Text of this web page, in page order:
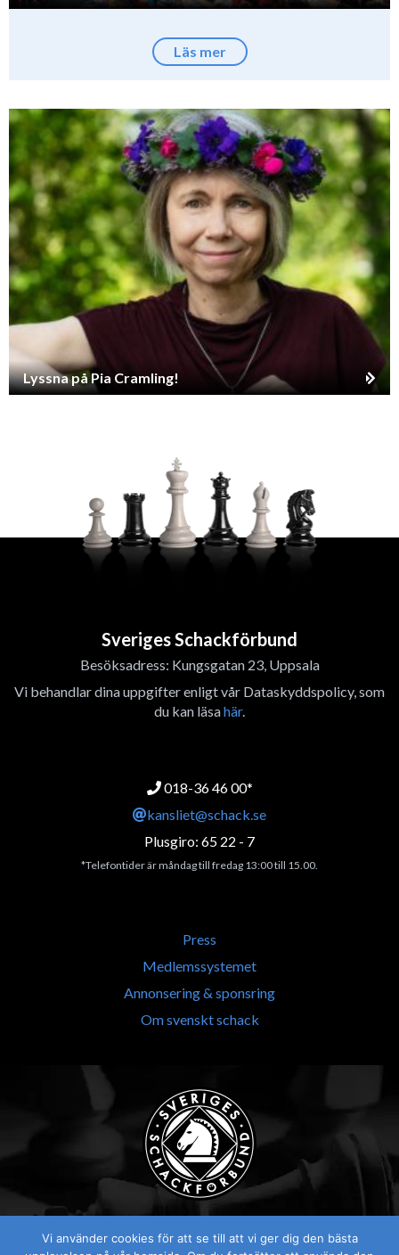
Läs mer
Lyssna på Pia Cramling!
Sveriges Schackförbund
Besöksadress: Kungsgatan 23, Uppsala
Vi behandlar dina uppgifter enligt vår Dataskyddspolicy, som
du kan läsahär.
018-36 46 00*
kansliet@schack.se
Plusgiro: 65 22 - 7
*Telefontider är måndag till fredag 13:00 till 15.00.
Press
Medlemssystemet
Annonsering & sponsring
Om svenskt schack
Vi använder cookies för att se till att vi ger dig den bästa